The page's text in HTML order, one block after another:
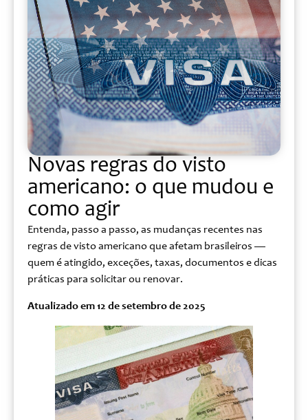
Novas regras do visto
americano: o que mudou e
como agir
Entenda, passo a passo, as mudanças recentes nas
regras de visto americano que afetam brasileiros —
quem é atingido, exceções, taxas, documentos e dicas
práticas para solicitar ou renovar.
Atualizado em 12 de setembro de 2025